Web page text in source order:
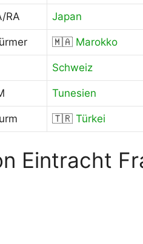
RA Japan
🇲🇦 Marokko
Schweiz
Tunesien
🇹🇷 Türkei
Eintracht